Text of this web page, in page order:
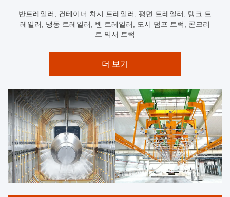
반트레일러, 컨테이너 차시 트레일러, 평면 트레일러, 탱크 트
레일러, 냉동 트레일러, 밴 트레일러, 도시 덤프 트럭, 콘크리
트 믹서 트럭
더 보기